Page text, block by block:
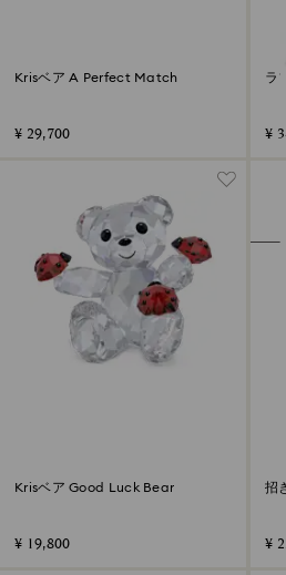
Krisベア A Perfect Match
¥ 29,700
ラ
¥
Krisベア Good Luck Bear
¥ 19,800
招
¥